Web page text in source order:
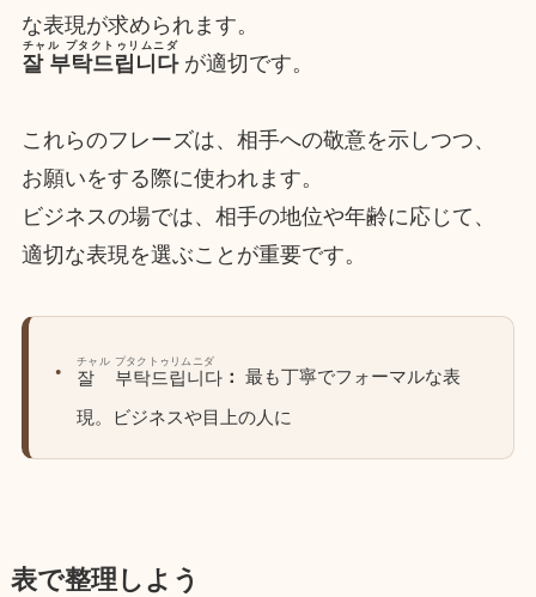
な表現が求められます。
잘 부탁드립니다
チャル プタクトゥリムニダ
が適切です。
これらのフレーズは、相手への敬意を示しつつ、
お願いをする際に使われます。
ビジネスの場では、相手の地位や年齢に応じて、
適切な表現を選ぶことが重要です。
잘
チャル
부탁드립니다
プタクトゥリムニダ
： 最も丁寧でフォーマルな表
現。ビジネスや目上の人に
表で整理しよう